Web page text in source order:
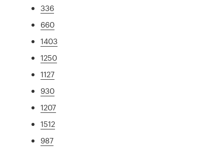
336
660
1403
1250
1127
930
1207
1512
987